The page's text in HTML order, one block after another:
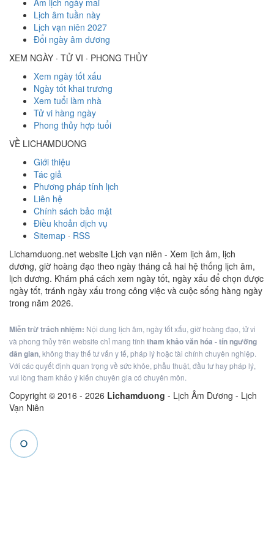
Âm lịch ngày mai
Lịch âm tuần này
Lịch vạn niên 2027
Đổi ngày âm dương
XEM NGÀY · TỬ VI · PHONG THỦY
Xem ngày tốt xấu
Ngày tốt khai trương
Xem tuổi làm nhà
Tử vi hàng ngày
Phong thủy hợp tuổi
VỀ LICHAMDUONG
Giới thiệu
Tác giả
Phương pháp tính lịch
Liên hệ
Chính sách bảo mật
Điều khoản dịch vụ
Sitemap · RSS
Lichamduong.net website Lịch vạn niên - Xem lịch âm, lịch
dương, giờ hoàng đạo theo ngày tháng cả hai hệ thống lịch âm,
lịch dương. Khám phá cách xem ngày tốt, ngày xấu để chọn được
ngày tốt, tránh ngày xấu trong công việc và cuộc sống hàng ngày
trong năm 2026.
Miễn trừ trách nhiệm: Nội dung lịch âm, ngày tốt xấu, giờ hoàng đạo, tử vi
và phong thủy trên website chỉ mang tính tham khảo văn hóa - tín ngưỡng
dân gian, không thay thế tư vấn y tế, pháp lý hoặc tài chính chuyên nghiệp.
Với các quyết định quan trọng về sức khỏe, phẫu thuật, đầu tư hay pháp lý,
vui lòng tham khảo ý kiến chuyên gia có chuyên môn.
Copyright © 2016 - 2026 Lichamduong - Lịch Âm Dương - Lịch
Vạn Niên